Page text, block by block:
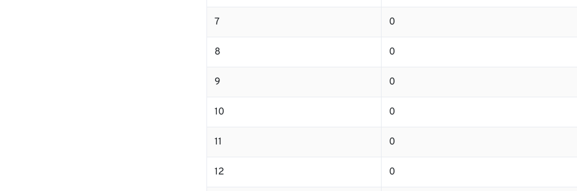
7 0
8 0
9 0
10 0
11 0
12 0